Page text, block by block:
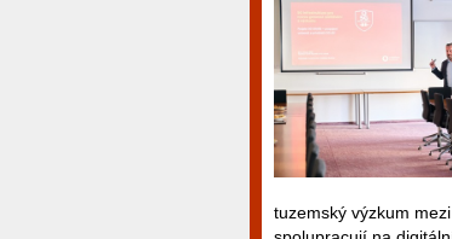
tuzemský výzkum